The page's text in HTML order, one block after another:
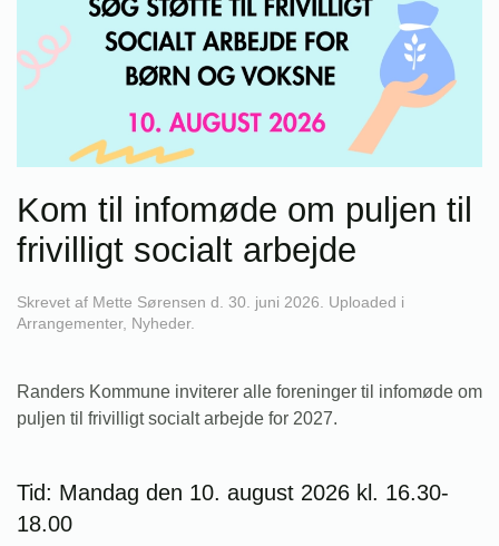
Kom til infomøde om puljen til
frivilligt socialt arbejde
Skrevet af Mette Sørensen d. 30. juni 2026. Uploaded i
Arrangementer, Nyheder.
Randers Kommune inviterer alle foreninger til infomøde om
puljen til frivilligt socialt arbejde for 2027.
Tid: Mandag den 10. august 2026 kl. 16.30-
18.00